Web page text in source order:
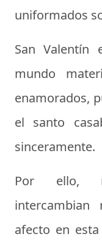
uniformados
San Valentín
mundo
enamorados,
el santo
sinceramente.
Por ello,
intercambian
afecto en